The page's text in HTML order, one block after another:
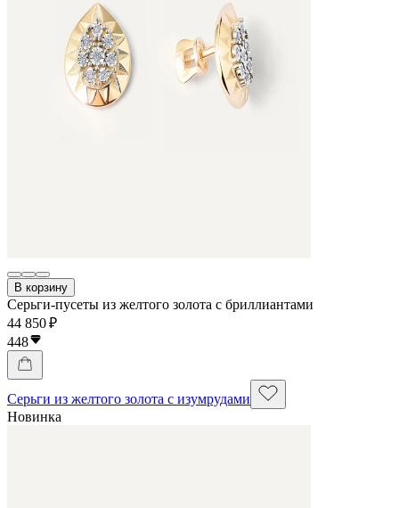
В корзину
Серьги-пусеты из желтого золота с бриллиантами
44 850 ₽
448
Серьги из желтого золота с изумрудами
Новинка